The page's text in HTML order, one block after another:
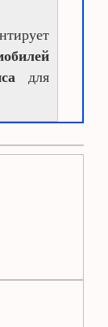
для